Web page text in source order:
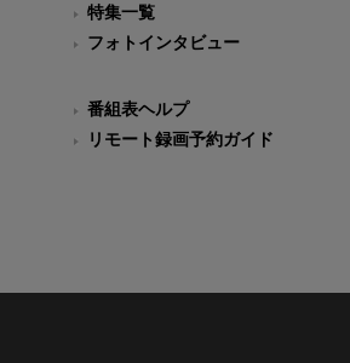
特集一覧
フォトインタビュー
番組表ヘルプ
リモート録画予約ガイド